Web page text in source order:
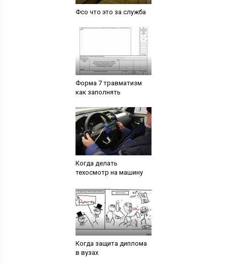
Фсо что это за служба
Форма 7 травматизм
как заполнять
Когда делать
техосмотр на машину
Когда защита диплома
в вузах